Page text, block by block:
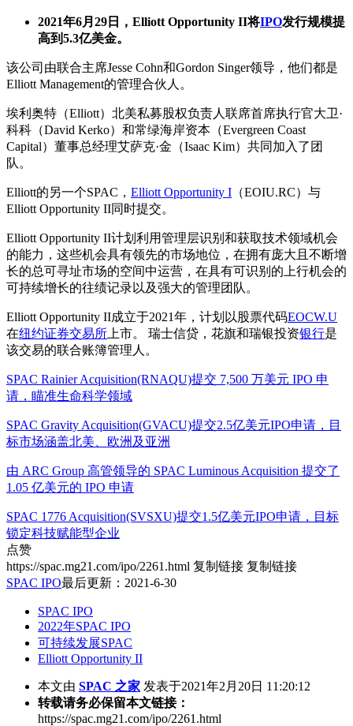
2021年6月29日，Elliott Opportunity II将IPO发行规模提
高到5.3亿美金。
该公司由联合主席Jesse Cohn和Gordon Singer领导，他们都是
Elliott Management的管理合伙人。
埃利奥特（Elliott）北美私募股权负责人联席首席执行官大卫·
科科（David Kerko）和常绿海岸资本（Evergreen Coast
Capital）董事总经理艾萨克·金（Isaac Kim）共同加入了团
队。
Elliott的另一个SPAC， Elliott Opportunity I （EOIU.RC）与
Elliott Opportunity II同时提交。
Elliott Opportunity II计划利用管理层识别和获取技术领域机会
的能力，这些机会具有领先的市场地位，在拥有庞大且不断增
长的总可寻址市场的空间中运营，在具有可识别的上行机会的
可持续增长的往绩记录以及强大的管理团队。
Elliott Opportunity II成立于2021年，计划以股票代码EOCW.U
在纽约证券交易所 上市。 瑞士信贷，花旗和瑞银投资银行是
该交易的联合账簿管理人。
SPAC Rainier Acquisition(RNAQU)提交 7,500 万美元 IPO 申
请，瞄准生命科学领域
SPAC Gravity Acquisition(GVACU)提交2.5亿美元IPO申请，目
标市场涵盖北美、欧洲及亚洲
由 ARC Group 高管领导的 SPAC Luminous Acquisition 提交了
1.05 亿美元的 IPO 申请
SPAC 1776 Acquisition(SVSXU)提交1.5亿美元IPO申请，目标
锁定科技赋能型企业
点赞
https://spac.mg21.com/ipo/2261.html 复制链接 复制链接
SPAC IPO最后更新：2021-6-30
SPAC IPO
2022年SPAC IPO
可持续发展SPAC
Elliott Opportunity II
本文由 SPAC 之家 发表于2021年2月20日 11:20:12
转载请务必保留本文链接：
https://spac.mg21.com/ipo/2261.html